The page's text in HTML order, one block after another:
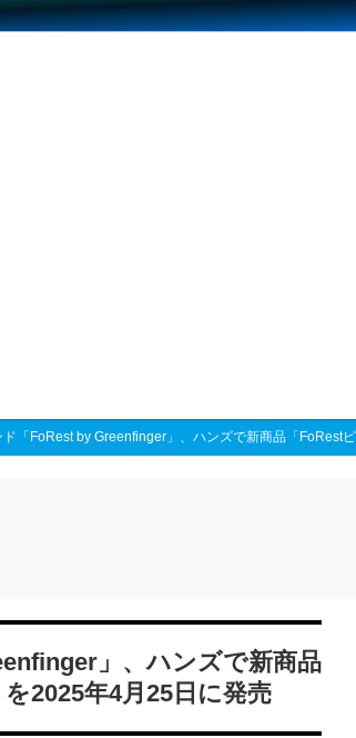
「FoRest by Greenfinger」、ハンズで新商品「FoRest
」、ハンズで新商品
2025年4月25日に発売